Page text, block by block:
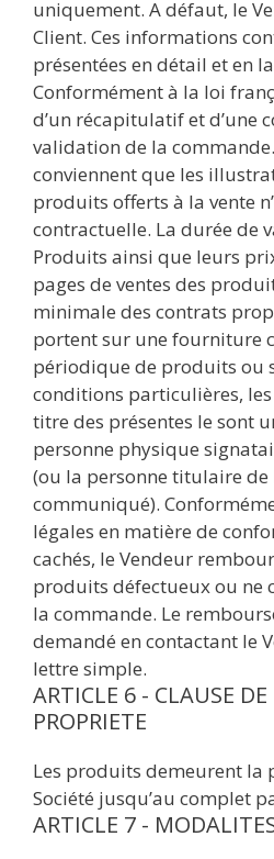
uniquement. A défaut, le
Client. Ces informations
présentées en détail et en
Conformément à la loi
d’un récapitulatif et d’une
validation de la
conviennent que les
produits offerts à la vente
contractuelle. La durée de
Produits ainsi que leurs
pages de ventes des
minimale des contrats
portent sur une fourniture
périodique de produits ou
conditions particulières,
titre des présentes le sont
personne physique
(ou la personne titulaire de
communiqué).
légales en matière de
cachés, le Vendeur
produits défectueux ou ne
la commande. Le
demandé en contactant le
lettre simple.
ARTICLE 6 - CLAUSE DE
PROPRIETE
Les produits demeurent la
Société jusqu’au complet
ARTICLE 7 -